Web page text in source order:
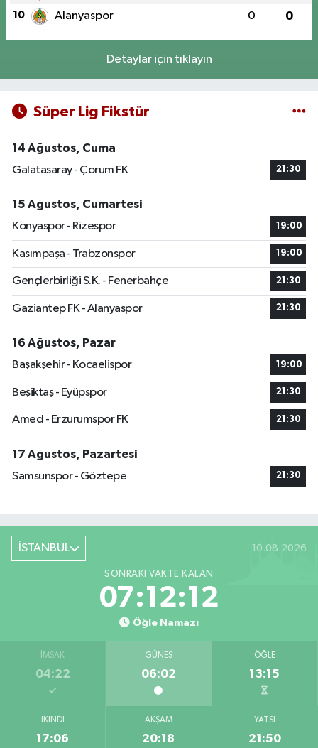
10 Alanyaspor 0 0
Detaylar için tıklayın
Süper Lig Fikstür
14 Ağustos, Cuma
Galatasaray - Çorum FK
21:30
15 Ağustos, Cumartesi
Konyaspor - Rizespor
19:00
Kasımpaşa - Trabzonspor 19:00
Gençlerbirliği S.K. - Fenerbahçe 21:30
Gaziantep FK - Alanyaspor 21:30
16 Ağustos, Pazar
Başakşehir - Kocaelispor
19:00
Beşiktaş - Eyüpspor 21:30
Amed - Erzurumspor FK 21:30
17 Ağustos, Pazartesi
Samsunspor - Göztepe
21:30
İSTANBUL 10.08.2026
SONRAKI VAKTE KALAN
07:12:11
Öğle Namazı
İMSAK
04:22
GÜNEŞ
06:02
ÖĞLE
13:15
İKINDI
17:06
AKŞAM
20:18
YATSI
21:50